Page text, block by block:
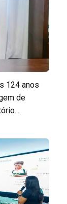
124 anos
de